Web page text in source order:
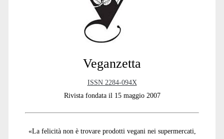
Veganzetta
ISSN 2284-094X
Rivista fondata il 15 maggio 2007
«La felicità non è trovare prodotti vegani nei supermercati,